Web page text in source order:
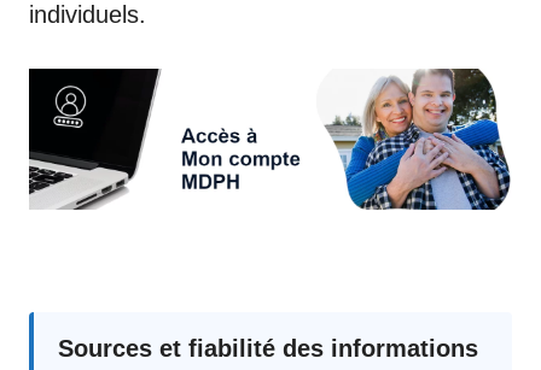
individuels.
Sources et fiabilité des informations